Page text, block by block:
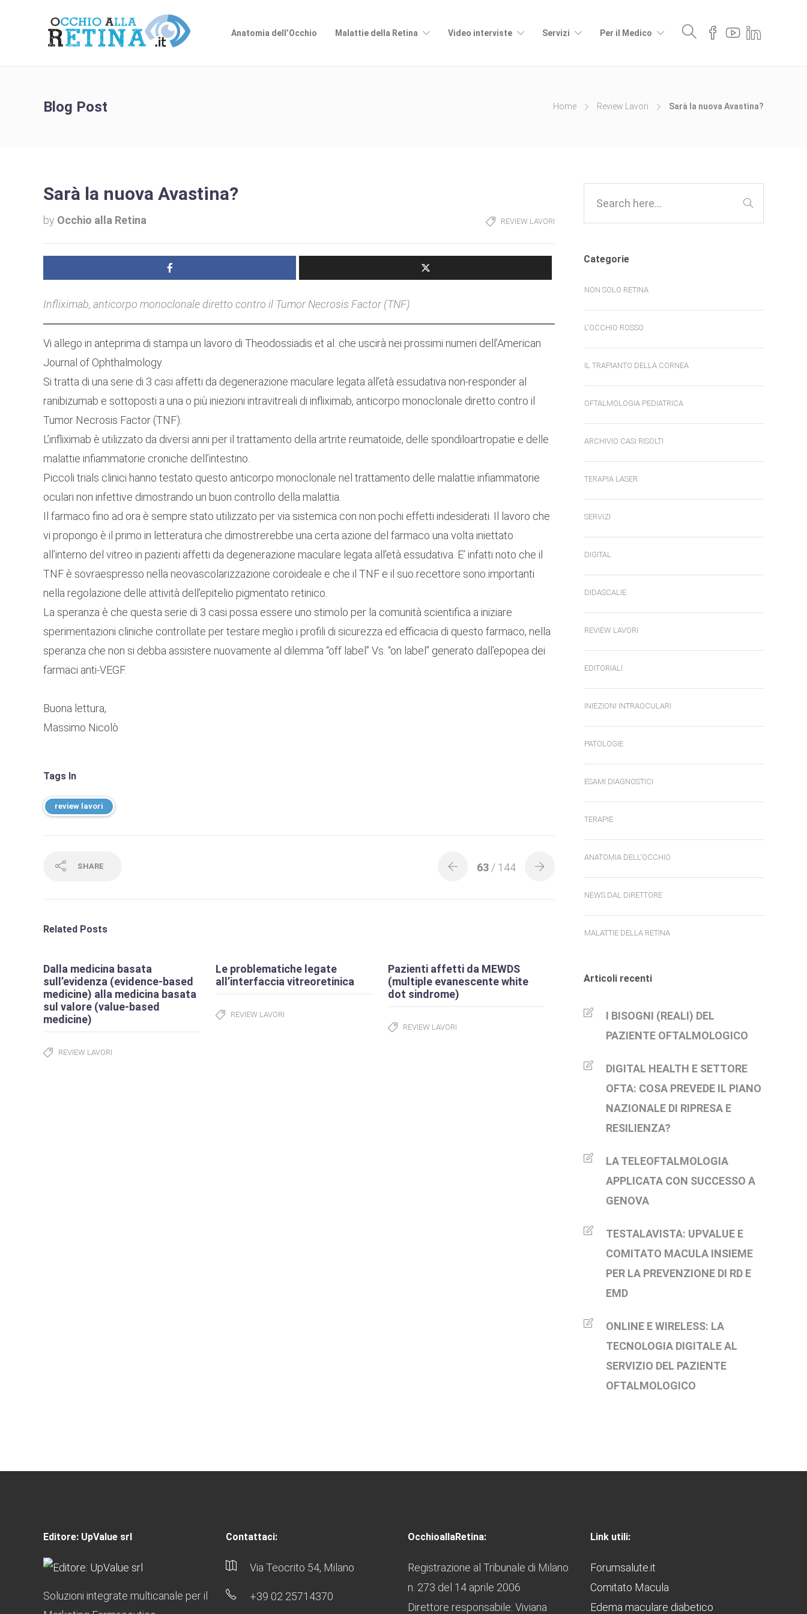
Anatomia dell’Occhio Malattie della Retina Video interviste Servizi Per il Medico
Blog Post Home Review Lavori Sarà la nuova Avastina?
Sarà la nuova Avastina?
by Occhio alla Retina REVIEW LAVORI
Infliximab, anticorpo monoclonale diretto contro il Tumor Necrosis Factor (TNF)
Vi allego in anteprima di stampa un lavoro di Theodossiadis et al. che uscirà nei prossimi numeri dell’American
Journal of Ophthalmology.
Si tratta di una serie di 3 casi affetti da degenerazione maculare legata all’età essudativa non-responder al
ranibizumab e sottoposti a una o più iniezioni intravitreali di infliximab, anticorpo monoclonale diretto contro il
Tumor Necrosis Factor (TNF).
L’infliximab è utilizzato da diversi anni per il trattamento della artrite reumatoide, delle spondiloartropatie e delle
malattie infiammatorie croniche dell’intestino.
Piccoli trials clinici hanno testato questo anticorpo monoclonale nel trattamento delle malattie infiammatorie
oculari non infettive dimostrando un buon controllo della malattia.
Il farmaco fino ad ora è sempre stato utilizzato per via sistemica con non pochi effetti indesiderati. Il lavoro che
vi propongo è il primo in letteratura che dimostrerebbe una certa azione del farmaco una volta iniettato
all’interno del vitreo in pazienti affetti da degenerazione maculare legata all’età essudativa. E’ infatti noto che il
TNF è sovraespresso nella neovascolarizzazione coroideale e che il TNF e il suo recettore sono importanti
nella regolazione delle attività dell’epitelio pigmentato retinico.
La speranza è che questa serie di 3 casi possa essere uno stimolo per la comunità scientifica a iniziare
sperimentazioni cliniche controllate per testare meglio i profili di sicurezza ed efficacia di questo farmaco, nella
speranza che non si debba assistere nuovamente al dilemma “off label” Vs. “on label” generato dall’epopea dei
farmaci anti-VEGF.
Buona lettura,
Massimo Nicolò
Tags In
review lavori
SHARE 63 / 144
Related Posts
Dalla medicina basata
sull’evidenza (evidence-based
medicine) alla medicina basata
sul valore (value-based
medicine)
REVIEW LAVORI
Le problematiche legate
all’interfaccia vitreoretinica
REVIEW LAVORI
Pazienti affetti da MEWDS
(multiple evanescente white
dot sindrome)
REVIEW LAVORI
Categorie
NON SOLO RETINA
L'OCCHIO ROSSO
IL TRAPIANTO DELLA CORNEA
OFTALMOLOGIA PEDIATRICA
ARCHIVIO CASI RISOLTI
TERAPIA LASER
SERVIZI
DIGITAL
DIDASCALIE
REVIEW LAVORI
EDITORIALI
INIEZIONI INTRAOCULARI
PATOLOGIE
ESAMI DIAGNOSTICI
TERAPIE
ANATOMIA DELL'OCCHIO
NEWS DAL DIRETTORE
MALATTIE DELLA RETINA
Articoli recenti
I BISOGNI (REALI) DEL
PAZIENTE OFTALMOLOGICO
DIGITAL HEALTH E SETTORE
OFTA: COSA PREVEDE IL PIANO
NAZIONALE DI RIPRESA E
RESILIENZA?
LA TELEOFTALMOLOGIA
APPLICATA CON SUCCESSO A
GENOVA
TESTALAVISTA: UPVALUE E
COMITATO MACULA INSIEME
PER LA PREVENZIONE DI RD E
EMD
ONLINE E WIRELESS: LA
TECNOLOGIA DIGITALE AL
SERVIZIO DEL PAZIENTE
OFTALMOLOGICO
Editore: UpValue srl
Soluzioni integrate multicanale per il
Contattaci:
Via Teocrito 54, Milano
+39 02 25714370
OcchioallaRetina:
Registrazione al Tribunale di Milano
n. 273 del 14 aprile 2006
Direttore responsabile: Viviana
Link utili:
Forumsalute.it
Comitato Macula
Edema maculare diabetico